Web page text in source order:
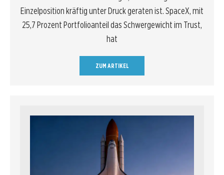
Einzelposition kräftig unter Druck geraten ist. SpaceX, mit
25,7 Prozent Portfolioanteil das Schwergewicht im Trust,
hat
ZUM ARTIKEL